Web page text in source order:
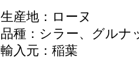
生産地：ローヌ
品種：シラー、グルナ
輸入元：稲葉